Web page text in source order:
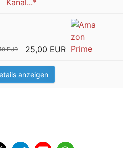
Kanal...*
EUR 25,00 EUR
anzeigen